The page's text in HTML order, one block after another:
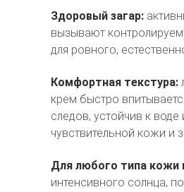
Здоровый загар:
вызывают
для ровного,
Комфортная текстура:
крем быстро
следов, устойчив к воде
чувствительной кожи и
Для любого типа кожи
интенсивного солнца,